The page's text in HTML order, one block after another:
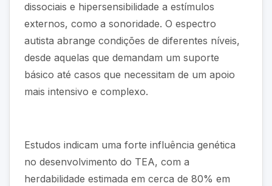
dissociais e hipersensibilidade a estímulos
externos, como a sonoridade. O espectro
autista abrange condições de diferentes níveis,
desde aquelas que demandam um suporte
básico até casos que necessitam de um apoio
mais intensivo e complexo.
Estudos indicam uma forte influência genética
no desenvolvimento do TEA, com a
herdabilidade estimada em cerca de 80% em